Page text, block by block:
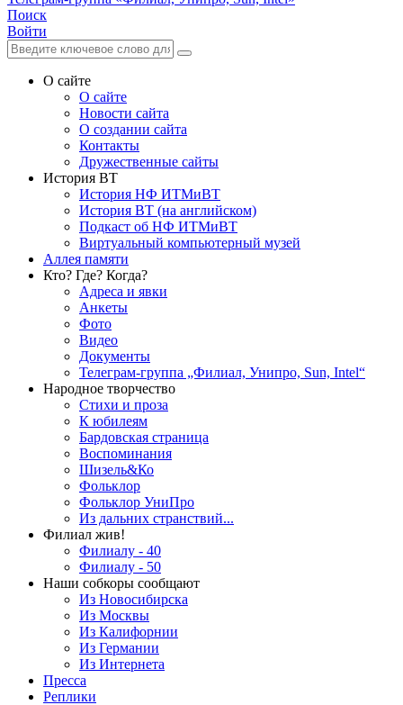
Поиск
Войти
О сайте
О сайте
Новости сайта
О создании сайта
Контакты
Дружественные сайты
История ВТ
История НФ ИТМиВТ
История ВТ (на английском)
Подкаст об НФ ИТМиВТ
Виртуальный компьютерный музей
Аллея памяти
Кто? Где? Когда?
Адреса и явки
Анкеты
Фото
Видео
Документы
Телеграм-группа „Филиал, Унипро, Sun, Intel“
Народное творчество
Стихи и проза
К юбилеям
Бардовская страница
Воспоминания
Шизель&Ко
Фольклор
Фольклор УниПро
Из дальних странствий...
Филиал жив!
Филиалу - 40
Филиалу - 50
Наши собкоры сообщают
Из Новосибирска
Из Москвы
Из Калифорнии
Из Германии
Из Интернета
Пресса
Реплики